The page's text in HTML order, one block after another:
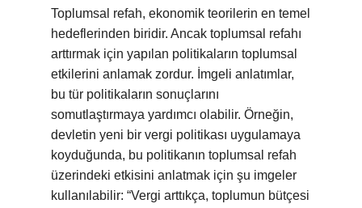
Toplumsal refah, ekonomik teorilerin en temel
hedeflerinden biridir. Ancak toplumsal refahı
arttırmak için yapılan politikaların toplumsal
etkilerini anlamak zordur. İmgeli anlatımlar,
bu tür politikaların sonuçlarını
somutlaştırmaya yardımcı olabilir. Örneğin,
devletin yeni bir vergi politikası uygulamaya
koyduğunda, bu politikanın toplumsal refah
üzerindeki etkisini anlatmak için şu imgeler
kullanılabilir: “Vergi arttıkça, toplumun bütçesi